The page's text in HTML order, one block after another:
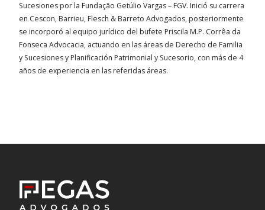
Sucesiones por la Fundação Getúlio Vargas – FGV. Inició su carrera
en Cescon, Barrieu, Flesch & Barreto Advogados, posteriormente
se incorporó al equipo jurídico del bufete Priscila M.P. Corrêa da
Fonseca Advocacia, actuando en las áreas de Derecho de Familia
y Sucesiones y Planificación Patrimonial y Sucesorio, con más de 4
años de experiencia en las referidas áreas.